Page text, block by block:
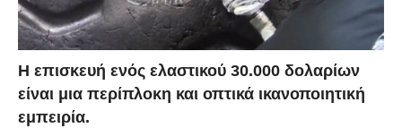
Η επισκευή ενός ελαστικού 30.000 δολαρίων
είναι μια περίπλοκη και οπτικά ικανοποιητική
εμπειρία.